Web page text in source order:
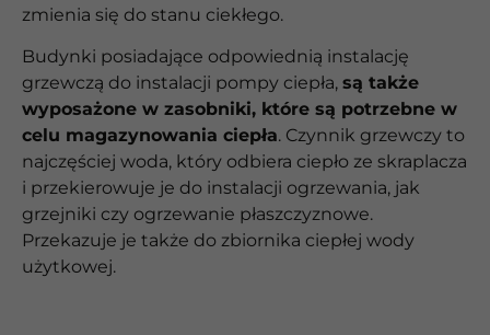
zmienia się do stanu ciekłego.
Budynki posiadające odpowiednią instalację
grzewczą do instalacji pompy ciepła, są także
wyposażone w zasobniki, które są potrzebne w
celu magazynowania ciepła. Czynnik grzewczy to
najczęściej woda, który odbiera ciepło ze skraplacza
i przekierowuje je do instalacji ogrzewania, jak
grzejniki czy ogrzewanie płaszczyznowe.
Przekazuje je także do zbiornika ciepłej wody
użytkowej.